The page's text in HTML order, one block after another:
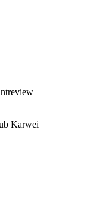
Karwei